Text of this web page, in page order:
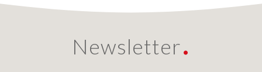
Newsletter